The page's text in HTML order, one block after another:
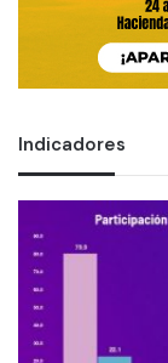
Indicadores